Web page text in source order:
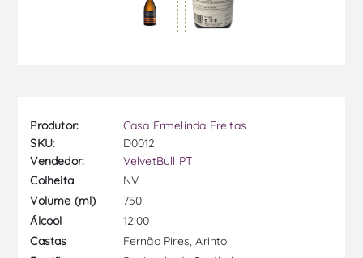
Produtor:
Casa Ermelinda Freitas
SKU:
D0012
Vendedor:
VelvetBull PT
Colheita
NV
Volume (ml)
750
Álcool
12.00
Castas
Fernão Pires, Arinto